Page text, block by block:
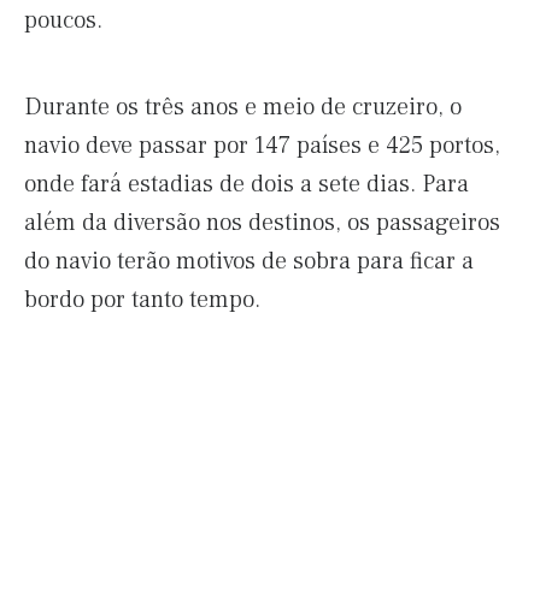
poucos.
Durante os três anos e meio de cruzeiro, o
navio deve passar por 147 países e 425 portos,
onde fará estadias de dois a sete dias. Para
além da diversão nos destinos, os passageiros
do navio terão motivos de sobra para ficar a
bordo por tanto tempo.